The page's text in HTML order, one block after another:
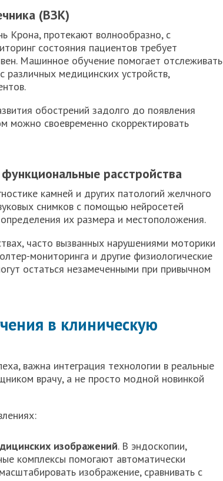
(ВЗК)
Крона, протекают волнообразно, с
состояния пациентов требует
Машинное обучение помогает отслеживать
различных медицинских устройств,
обострений задолго до появления
можно своевременно скорректировать
расстройства
камней и других патологий желчного
снимков с помощью нейросетей
их размера и местоположения.
часто вызванных нарушениями моторики
мониторинга и другие физиологические
остаться незамеченными при привычном
в клиническую
важна интеграция технологии в реальные
врачу, а не просто модной новинкой
изображений. В эндоскопии,
комплексы помогают автоматически
изображение, сравнивать с